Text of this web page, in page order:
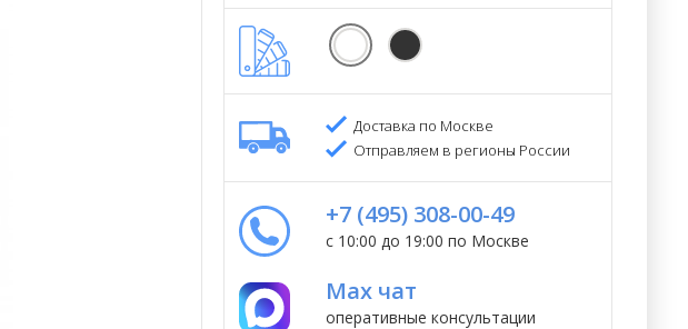
Доставка по Москве
Отправляем в регионы России
+7 (495) 308-00-49
с 10:00 до 19:00 по Москве
Max чат
оперативные консультации